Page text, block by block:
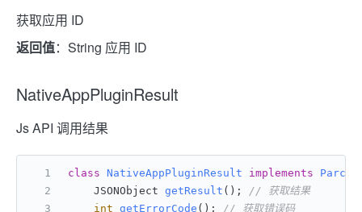
获取应用 ID
返回值：String 应用 ID
NativeAppPluginResult
Js API 调用结果
class NativeAppPluginResult implements
    JSONObject
getResult () ; // 获取结果
int getErrorCode () ; // 获取错误码